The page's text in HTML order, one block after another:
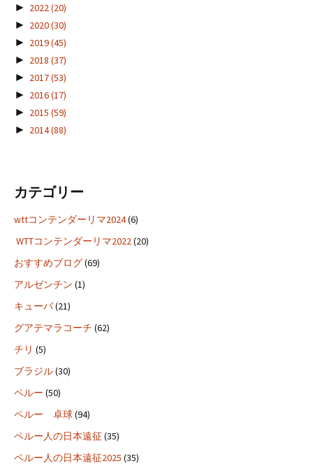
► 2022(20)
► 2020(30)
► 2019(45)
► 2018 (37)
► 2017(53)
► 2016(17)
► 2015 (59)
► 2014(88)
カテゴリー
wttコンテンダーリマ2024(6)
WTTコンテンダーリマ2022(20)
おすすめブログ(69)
アルゼンチン (1)
キューバ(21)
グアテマラコーチ (62)
チリ (5)
ブラジル(30)
ペルー (50)
ペルー 卓球(94)
ペルー人の日本遠征 (35)
ペルー人の日本遠征2025 (35)